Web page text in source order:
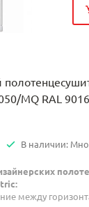
MQ RAL
В наличии:
между